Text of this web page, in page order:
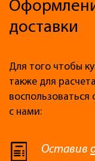
доставки
Для того чтобы
также для
воспользоваться
с нами:
Оставив